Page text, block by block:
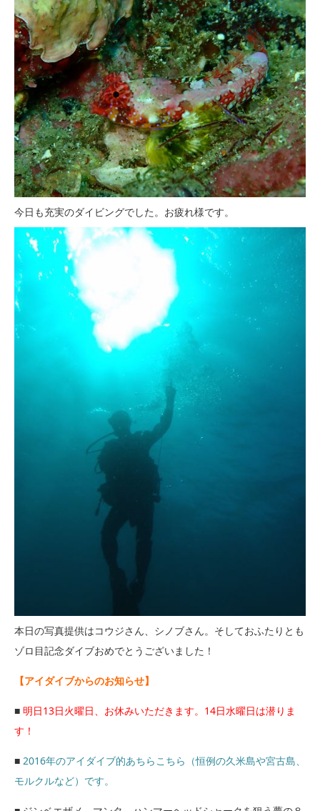
今日も充実のダイビングでした。お疲れ様です。
本日の写真提供はコウジさん、シノブさん。そしておふたりとも
ゾロ目記念ダイブおめでとうございました！
【アイダイブからのお知らせ】
■ 明日13日火曜日、お休みいただきます。14日水曜日は潜りま
す！
■ 2016年のアイダイブ的あちらこちら（恒例の久米島や宮古島、
モルクルなど）です。